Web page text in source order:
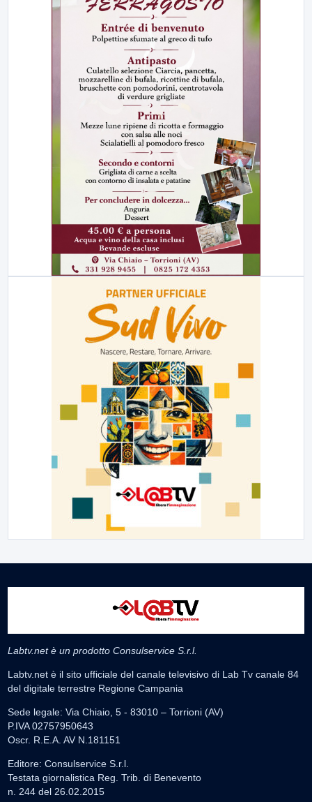
Labtv.net è un prodotto Consulservice S.r.l.
Labtv.net è il sito ufficiale del canale televisivo di Lab Tv canale 84
del digitale terrestre Regione Campania
Sede legale: Via Chiaio, 5 - 83010 – Torrioni (AV)
P.IVA 02757950643
Oscr. R.E.A. AV N.181151
Editore: Consulservice S.r.l.
Testata giornalistica Reg. Trib. di Benevento
n. 244 del 26.02.2015